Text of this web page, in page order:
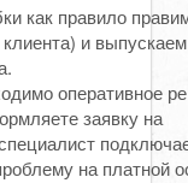
как правило
и
оперативное
заявку на
на платной